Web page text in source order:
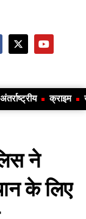
अंतर्राष्ट्रीय क्राइम
ने
के लिए